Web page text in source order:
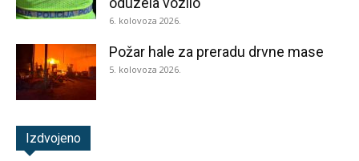
6. kolovoza 2026.
Požar hale za preradu drvne mase
5. kolovoza 2026.
Izdvojeno